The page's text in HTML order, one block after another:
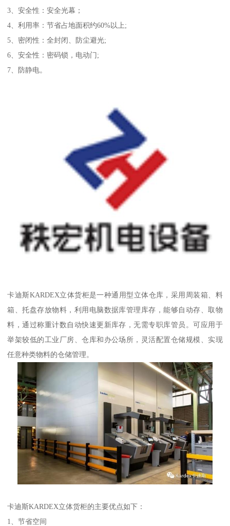
3、安全性：安全光幕；
4、利用率：节省占地面积约60%以上;
5、密闭性：全封闭、防尘避光;
6、安全性：密码锁，电动门;
7、防静电。
卡迪斯KARDEX立体货柜是一种通用型立体仓库，采用周装箱、料
箱、托盘存放物料，利用电脑数据库管理库存，能够自动存、取物
料，通过称重计数自动快速更新库存，无需专职库管员。可应用于
举架较低的工业厂房、仓库和办公场所，灵活配置仓储规模、实现
任意种类物料的仓储管理。
卡迪斯KARDEX立体货柜的主要优点如下：
1、节省空间